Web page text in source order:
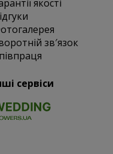
якості
зв′язок
сервіси